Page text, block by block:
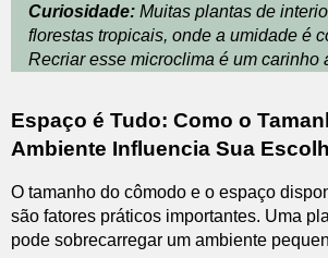
Curiosidade: Muitas plantas de
florestas tropicais, onde a umidade é
Recriar esse microclima é um carinho
Espaço é Tudo: Como o
Ambiente Influencia Sua
O tamanho do cômodo e o espaço
são fatores práticos importantes. Uma
pode sobrecarregar um ambiente